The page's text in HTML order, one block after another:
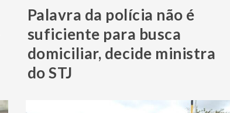
Palavra da polícia não é
suficiente para busca
domiciliar, decide ministra
do STJ